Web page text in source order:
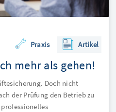
Praxis Artikel
mehr als gehen!
Doch nicht
der Prüfung den Betrieb zu